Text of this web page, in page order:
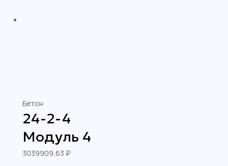
Бетон
24-2-4
Модуль 4
3039909,63 ₽